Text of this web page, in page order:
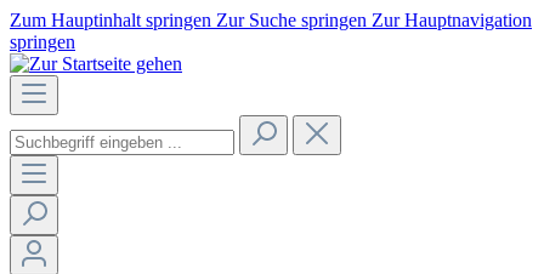
Zum Hauptinhalt springen Zur Suche springen Zur Hauptnavigation
springen